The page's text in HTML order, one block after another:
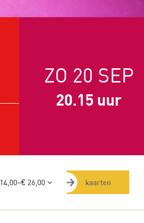
ZO 20 SEP
20.15 uur
26,00 kaarten